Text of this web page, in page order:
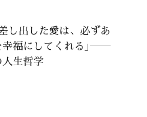
し出した愛は、必ずあ
幸福にしてくれる」──
生哲学